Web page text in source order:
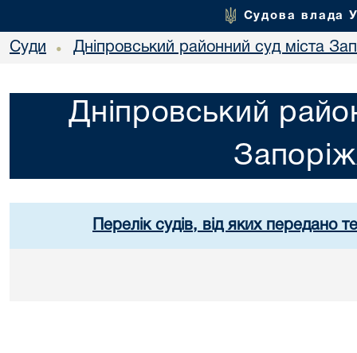
Судова влада
Суди • Дніпровський районний суд міста
Дніпровський
Перелік судів, від яких передано